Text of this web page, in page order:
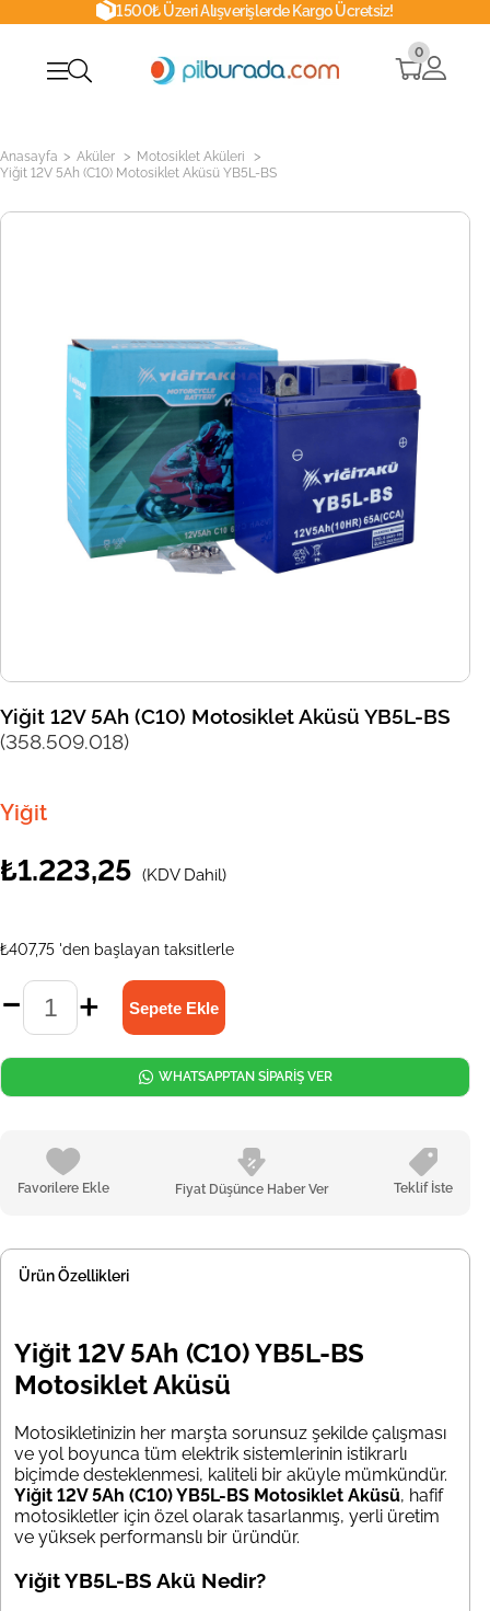
1500₺ Üzeri Alışverişlerde Kargo Ücretsiz!
0
Anasayfa > Aküler > Motosiklet Aküleri >
Yiğit 12V 5Ah (C10) Motosiklet Aküsü YB5L-BS
Yiğit 12V 5Ah (C10) Motosiklet Aküsü YB5L-BS
(358.509.018)
Yiğit
₺1.223,25 (KDV Dahil)
₺407,75 'den başlayan taksitlerle
Favorilere Ekle Fiyat Düşünce Haber Ver Teklif İste
WHATSAPPTAN SİPARİŞ VER
Ürün Özellikleri
Yiğit 12V 5Ah (C10) YB5L-BS
Motosiklet Aküsü
Motosikletinizin her marşta sorunsuz şekilde çalışması
ve yol boyunca tüm elektrik sistemlerinin istikrarlı
biçimde desteklenmesi, kaliteli bir aküyle mümkündür.
Yiğit 12V 5Ah (C10) YB5L-BS Motosiklet Aküsü, hafif
motosikletler için özel olarak tasarlanmış, yerli üretim
ve yüksek performanslı bir üründür.
Yiğit YB5L-BS Akü Nedir?